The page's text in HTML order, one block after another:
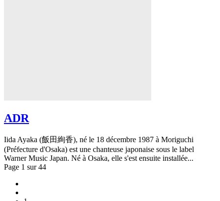
ADR
Iida Ayaka (飯田絢香), né le 18 décembre 1987 à Moriguchi
(Préfecture d'Osaka) est une chanteuse japonaise sous le label
Warner Music Japan. Né à Osaka, elle s'est ensuite installée...
Page 1 sur 44